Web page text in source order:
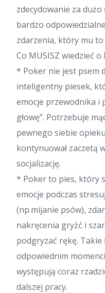
zdecydowanie za
bardzo
zdarzenia, który mu
Co MUSISZ wiedzieć o
* Poker nie jest psem
inteligentny piesek,
emocje przewodnika i
głowę”. Potrzebuje
pewnego siebie
kontynuował zaczetą
socjalizację.
* Poker to pies, który
emocje podczas
(np.mijanie psów),
nakręcenia gryźć i
podgryzać rękę.
odpowiednim
występują coraz
dalszej pracy.